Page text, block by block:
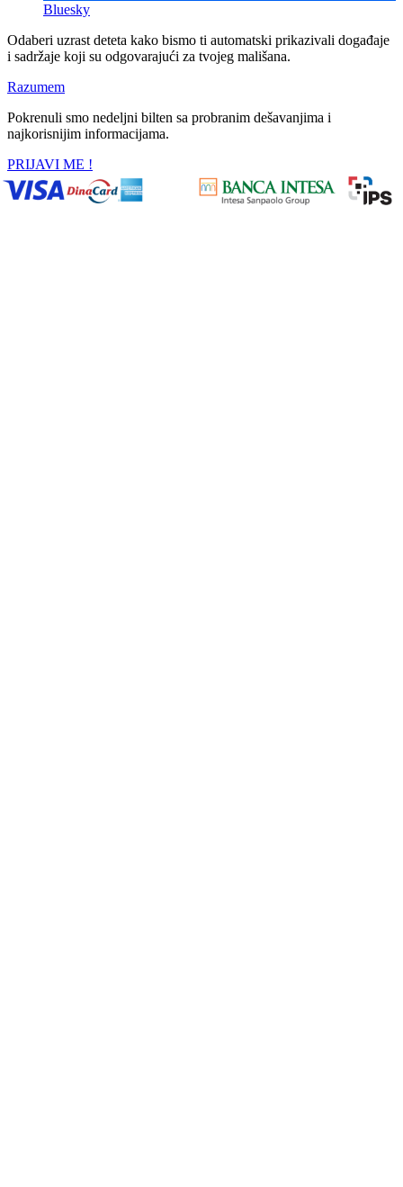
Bluesky
Odaberi uzrast deteta kako bismo ti automatski prikazivali događaje
i sadržaje koji su odgovarajući za tvojeg mališana.
Razumem
Pokrenuli smo nedeljni bilten sa probranim dešavanjima i
najkorisnijim informacijama.
PRIJAVI ME !